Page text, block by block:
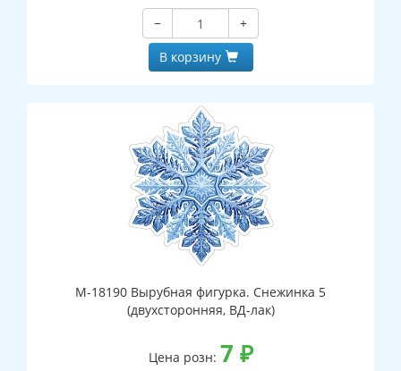
−
+
В корзину
М-18190 Вырубная фигурка. Снежинка 5
(двухсторонняя, ВД-лак)
Цена розн: 7 ₽